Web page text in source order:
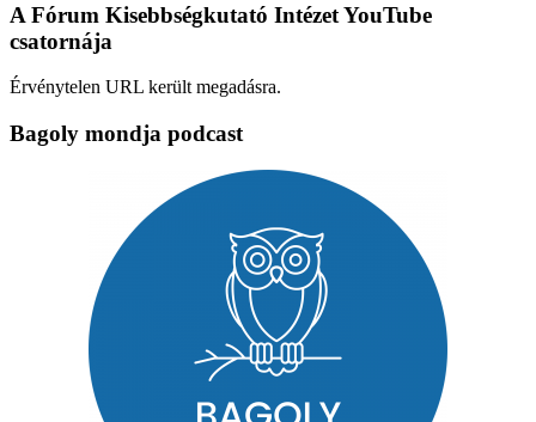
A Fórum Kisebbségkutató Intézet YouTube
csatornája
Érvénytelen URL került megadásra.
Bagoly mondja podcast